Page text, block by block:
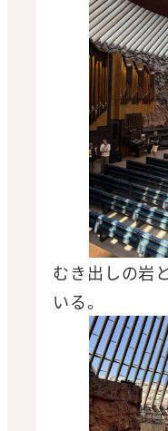
むき出しの岩
いる。